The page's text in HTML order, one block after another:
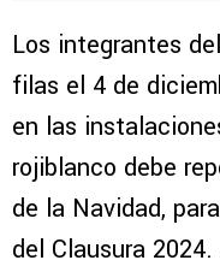
Los integrantes del
filas el 4 de
en las
rojiblanco debe
de la Navidad,
del Clausura 2024.